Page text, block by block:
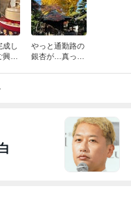
成し
味
やっと通勤路の
銀杏が…真っ黄